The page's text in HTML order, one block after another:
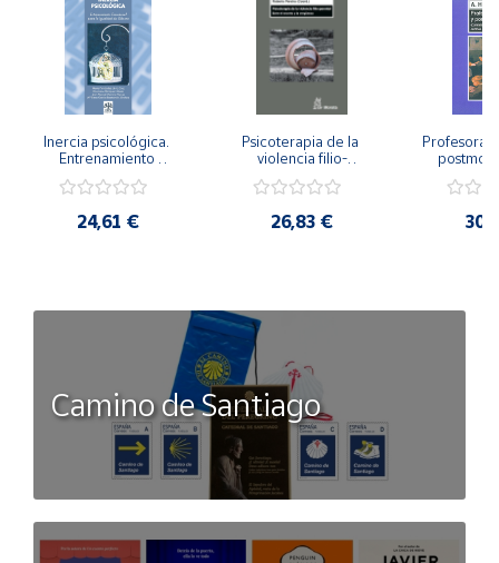
Inercia psicológica.
Entrenamiento
Igualdad de Género.
24,61 €
Psicoterapia de la
violencia filio-
secreto y la
26,83 €
Camino de Santiago